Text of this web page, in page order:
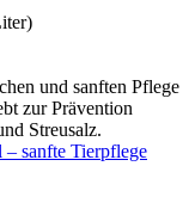
und sanften Pflege
zur Prävention
Streusalz.